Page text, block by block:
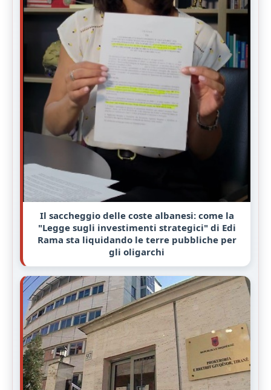
Il saccheggio delle coste albanesi: come la
"Legge sugli investimenti strategici" di Edi
Rama sta liquidando le terre pubbliche per
gli oligarchi